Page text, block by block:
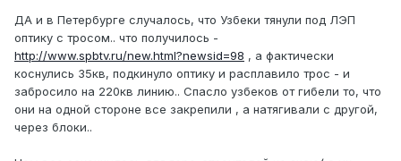
ДА и в Петербурге случалось, что Узбеки тянули под ЛЭП
оптику с тросом.. что получилось -
http://www.spbtv.ru/new.html?newsid=98 , а фактически
коснулись 35кв, подкинуло оптику и расплавило трос - и
забросило на 220кв линию.. Спасло узбеков от гибели то, что
они на одной стороне все закрепили , а натягивали с другой,
через блоки..